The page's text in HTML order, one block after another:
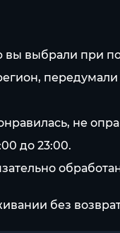
вы выбрали при
не
до 23:00.
без